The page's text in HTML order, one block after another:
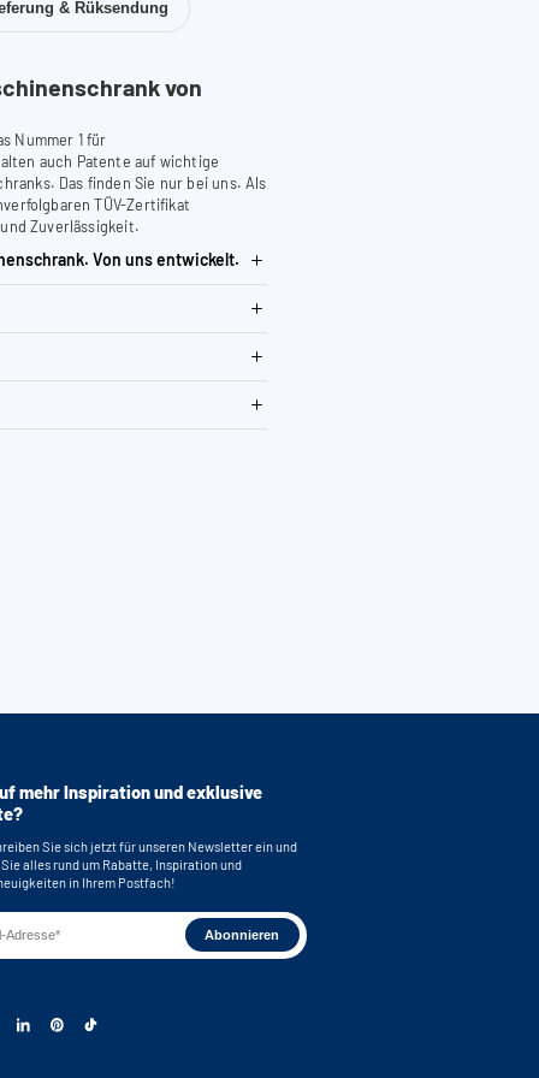
& Rüksendung
von
Nummer 1 für
auch Patente auf wichtige
Das finden Sie nur bei uns. Als
TÜV-Zertifikat
Zuverlässigkeit.
Von uns entwickelt.
mehr Inspiration und exklusive
Sie sich jetzt für unseren Newsletter ein und
alles rund um Rabatte, Inspiration und
in Ihrem Postfach!